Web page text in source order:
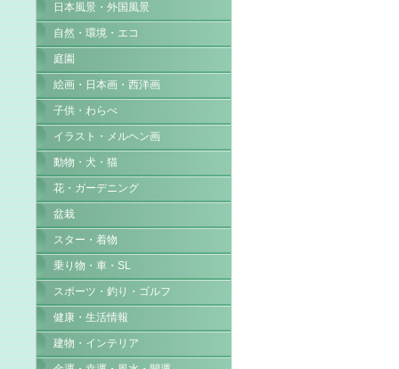
日本風景・外国風景
自然・環境・エコ
庭園
絵画・日本画・西洋画
子供・わらべ
イラスト・メルヘン画
動物・犬・猫
花・ガーデニング
盆栽
スター・着物
乗り物・車・SL
スポーツ・釣り・ゴルフ
健康・生活情報
建物・インテリア